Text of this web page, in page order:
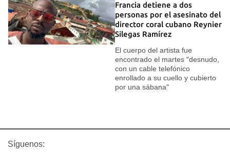
Francia detiene a dos
personas por el asesinato del
director coral cubano Reynier
Silegas Ramírez
El cuerpo del artista fue
encontrado el martes "desnudo,
con un cable telefónico
enrollado a su cuello y cubierto
por una sábana"
Síguenos: